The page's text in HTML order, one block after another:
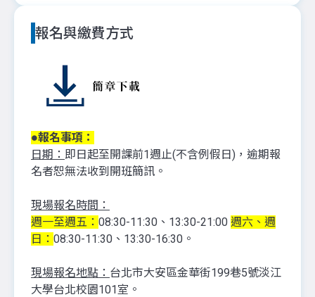
報名與繳費方式
●報名事項：
日期： 即日起至開課前1週止(不含例假日)，逾期報
名者恕無法收到開班簡訊。
現場報名時間：
週一至週五： 08:30-11:30、13:30-21:00 週六、週
日： 08:30-11:30、13:30-16:30。
現場報名地點： 台北市大安區金華街199巷5號淡江
大學台北校園101室。